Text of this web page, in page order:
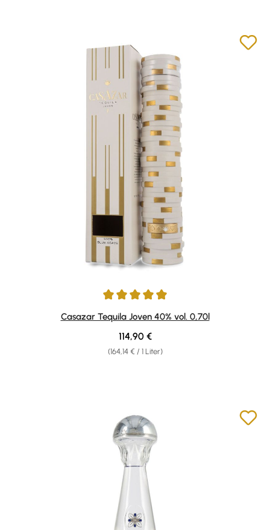
Durchschnittliche Bewertung von 5 von 5 Sternen
Casazar Tequila Joven 40% vol. 0,70l
(164,14 € / 1 Liter)
Regulärer Preis:
114,90 €